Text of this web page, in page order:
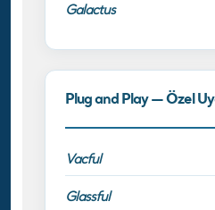
Galactus
Plug and Play — Özel
Vacful
Glassful